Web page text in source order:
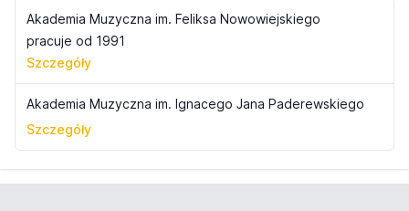
Akademia Muzyczna im. Feliksa Nowowiejskiego
pracuje od 1991
Szczegóły
Akademia Muzyczna im. Ignacego Jana Paderewskiego
Szczegóły